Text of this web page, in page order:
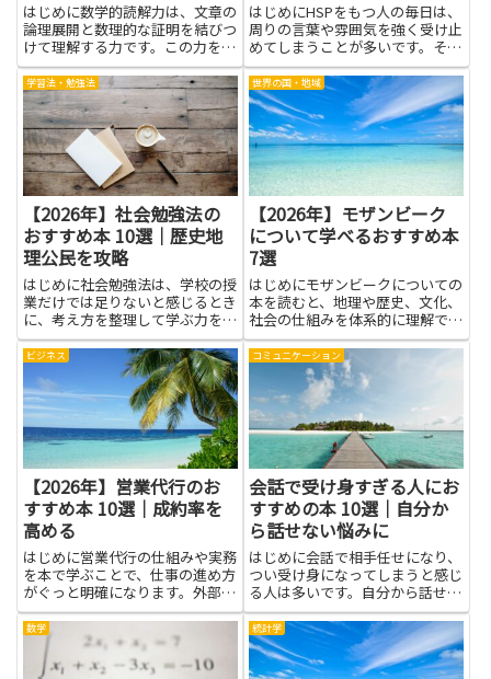
はじめに数学的読解力は、文章の
論理展開と数理的な証明を結びつ
けて理解する力です。この力を高
めると、問題文の要点を素早くつ
かみ、与えられた情報の矛盾点や
前提を見抜く力が身につきます。
問題文を読み解く力も自然と養わ
れ、授業や演習で考え方を自分
の...
はじめにHSPをもつ人の毎日は、
周りの言葉や雰囲気を強く受け止
めてしまうことが多いです。そん
なとき、無理をせず自分の感受性
を大切にする選択が、長い付き合
いを楽にします。ここで紹介する
内容は、難しく考えず実践できる
小さなヒントを集めたものです...
学習法・勉強法
【2026年】社会勉強法の
おすすめ本 10選｜歴史地
理公民を攻略
はじめに社会勉強法は、学校の授
業だけでは足りないと感じるとき
に、考え方を整理して学ぶ力を育
てる手助けになります。歴史地理
公民を攻略する力をつけたい人に
とっては、身近な事例や図解のあ
る本が特に役立つでしょう。読み
やすい文章と具体的な例がそろ
っ...
世界の国・地域
【2026年】モザンビーク
について学べるおすすめ本
7選
はじめにモザンビークについての
本を読むと、地理や歴史、文化、
社会の仕組みを体系的に理解でき
ます。政治や経済の背景を知るこ
とで、現地の人々の暮らしや価値
観がより正確に見えてきます。旅
行や仕事、学びの準備として役立
つだけでなく、小説や回顧録を
通...
ビジネス
【2026年】営業代行のお
すすめ本 10選｜成約率を
高める
はじめに営業代行の仕組みや実務
を本で学ぶことで、仕事の進め方
がぐっと明確になります。外部パ
ートナーに業務を委託する際の期
待値の合わせ方や、成果を測るた
めの指標設計、現場で使えるトー
クやフォローの手順など、実務に
コミュニケーション
会話で受け身すぎる人にお
すすめの本 10選｜自分か
ら話せない悩みに
はじめに会話で相手任せになり、
つい受け身になってしまうと感じ
る人は多いです。自分から話せな
いことで、せっかくのチャンスを
逃したり、誤解が生まれたりし
て、人間関係や仕事でのストレス
が増えることもあります。そうし
数学 統計学